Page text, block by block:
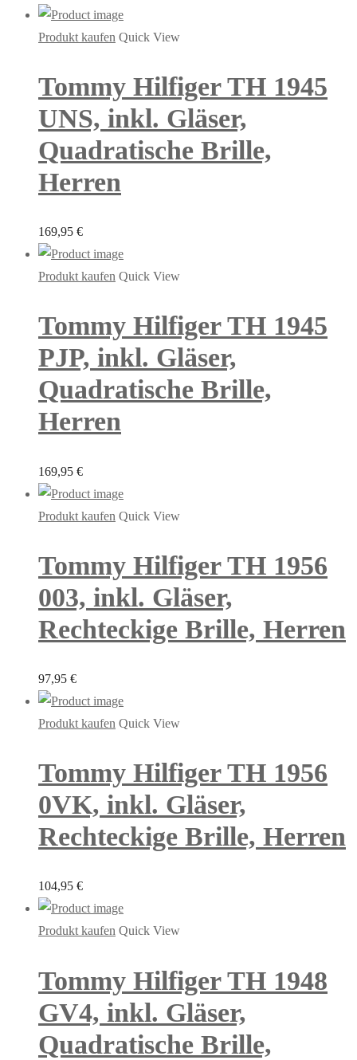
Produkt kaufen Quick View
Tommy Hilfiger TH 1945
UNS, inkl. Gläser,
Quadratische Brille,
Herren
169,95 €
Produkt kaufen Quick View
Tommy Hilfiger TH 1945
PJP, inkl. Gläser,
Quadratische Brille,
Herren
169,95 €
Produkt kaufen Quick View
Tommy Hilfiger TH 1956
003, inkl. Gläser,
Rechteckige Brille, Herren
97,95 €
Produkt kaufen Quick View
Tommy Hilfiger TH 1956
0VK, inkl. Gläser,
Rechteckige Brille, Herren
104,95 €
Produkt kaufen Quick View
Tommy Hilfiger TH 1948
GV4, inkl. Gläser,
Quadratische Brille,